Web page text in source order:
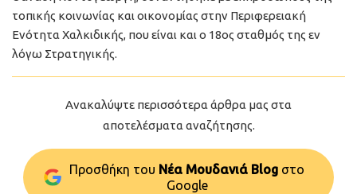
τοπικής κοινωνίας και οικονομίας στην Περιφερειακή
Ενότητα Χαλκιδικής, που είναι και ο 18ος σταθμός της εν
λόγω Στρατηγικής.
Ανακαλύψτε περισσότερα άρθρα μας στα
αποτελέσματα αναζήτησης.
Προσθήκη του Νέα Μουδανιά Blog στo
Google